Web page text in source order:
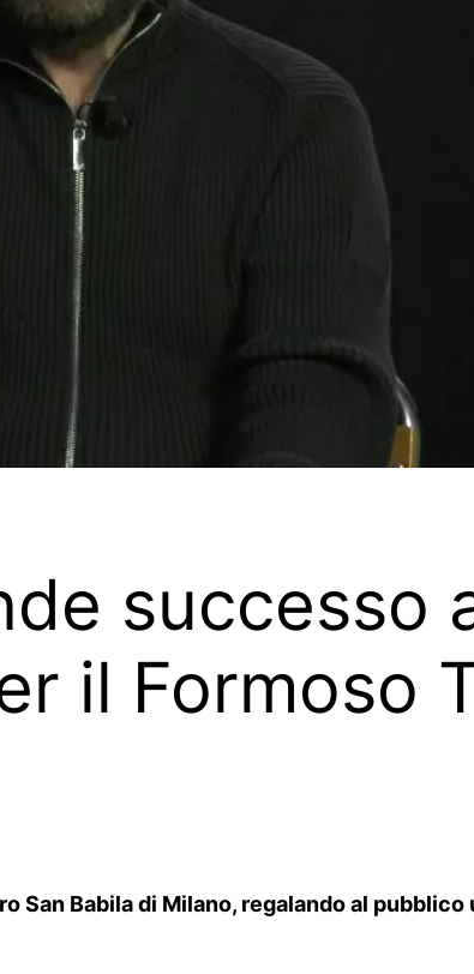
successo
il Formoso
Babila di Milano, regalando al